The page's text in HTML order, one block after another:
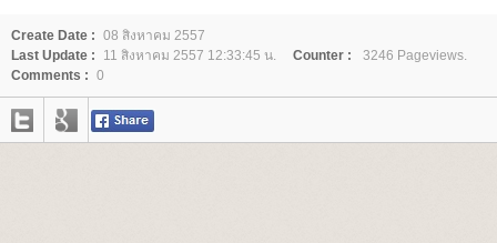
Create Date : 08 สิงหาคม 2557
Last Update :
11 สิงหาคม 2557 12:33:45 น. Counter :
3246 Pageviews.
Comments : 0